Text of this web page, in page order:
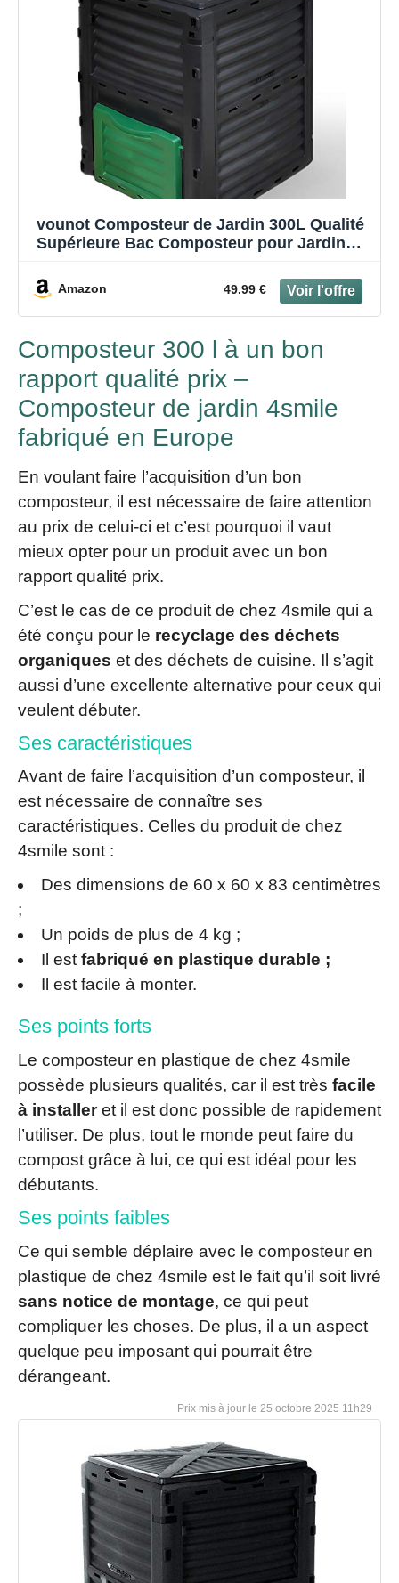
vounot Composteur de Jardin 300L Qualité
Supérieure Bac Composteur pour Jardin
Résistant aux Chocs et aux UV Noir Vert
Amazon 49.99 €
Composteur 300 l à un bon
rapport qualité prix –
Composteur de jardin 4smile
fabriqué en Europe
En voulant faire l’acquisition d’un bon
composteur, il est nécessaire de faire attention
au prix de celui-ci et c’est pourquoi il vaut
mieux opter pour un produit avec un bon
rapport qualité prix.
C’est le cas de ce produit de chez 4smile qui a
été conçu pour le recyclage des déchets
organiques et des déchets de cuisine. Il s’agit
aussi d’une excellente alternative pour ceux qui
veulent débuter.
Ses caractéristiques
Avant de faire l’acquisition d’un composteur, il
est nécessaire de connaître ses
caractéristiques. Celles du produit de chez
4smile sont :
Des dimensions de 60 x 60 x 83 centimètres
;
Un poids de plus de 4 kg ;
Il estfabriqué en plastique durable ;
Il est facile à monter.
Ses points forts
Le composteur en plastique de chez 4smile
possède plusieurs qualités, car il est très facile
à installeret il est donc possible de rapidement
l’utiliser. De plus, tout le monde peut faire du
compost grâce à lui, ce qui est idéal pour les
débutants.
Ses points faibles
Ce qui semble déplaire avec le composteur en
plastique de chez 4smile est le fait qu’il soit livré
sans notice de montage, ce qui peut
compliquer les choses. De plus, il a un aspect
quelque peu imposant qui pourrait être
dérangeant.
25 octobre 2025 11h29